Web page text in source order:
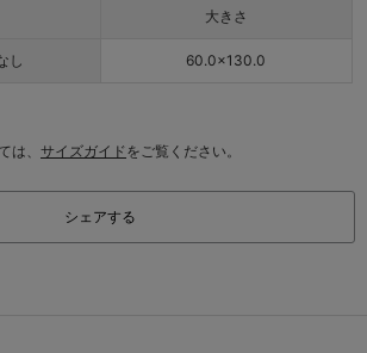
大きさ
し 60.0×130.0
は、 サイズガイドをご覧ください。
シェアする